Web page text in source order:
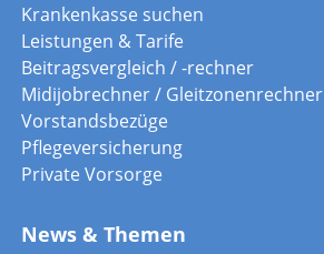
Krankenkasse suchen
Leistungen & Tarife
Beitragsvergleich / -rechner
Midijobrechner / Gleitzonenrechner
Vorstandsbezüge
Pflegeversicherung
Private Vorsorge
News & Themen